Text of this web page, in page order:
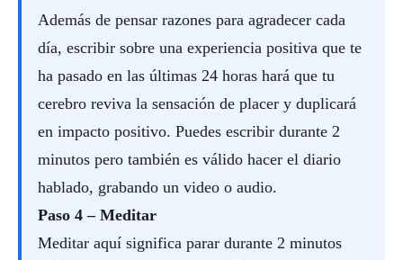
Además de pensar razones para agradecer cada
día, escribir sobre una experiencia positiva que te
ha pasado en las últimas 24 horas hará que tu
cerebro reviva la sensación de placer y duplicará
en impacto positivo. Puedes escribir durante 2
minutos pero también es válido hacer el diario
hablado, grabando un video o audio.
Paso 4 – Meditar
Meditar aquí significa parar durante 2 minutos